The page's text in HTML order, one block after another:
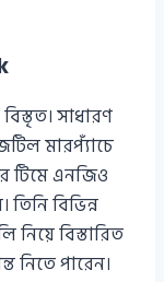
সাধারণ
মারপ্যাঁচে
টিমে এনজিও
বিভিন্ন
নিয়ে বিস্তারিত
নিতে পারেন।